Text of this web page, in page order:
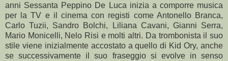
anni Sessanta Peppino De Luca inizia a comporre musica
per la TV e il cinema con registi come Antonello Branca,
Carlo Tuzii, Sandro Bolchi, Liliana Cavani, Gianni Serra,
Mario Monicelli, Nelo Risi e molti altri. Da trombonista il suo
stile viene inizialmente accostato a quello di Kid Ory, anche
se successivamente il suo fraseggio si evolve in senso